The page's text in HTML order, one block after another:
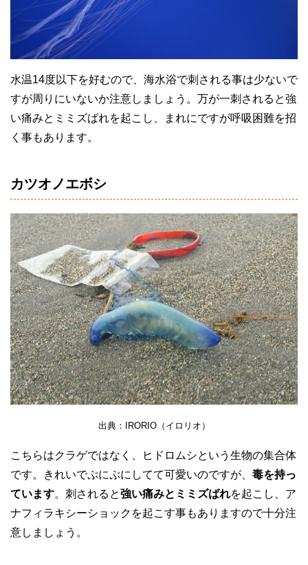
水温14度以下を好むので、海水浴で刺される事は少ないで
すが周りにいないか注意しましょう。万が一刺されると強
い痛みとミミズばれを起こし、まれにですが呼吸困難を招
く事もあります。
カツオノエボシ
出典：IRORIO（イロリオ）
こちらはクラゲではなく、ヒドロムシという生物の集合体
です。きれいでぷにぷにしてて可愛いのですが、 毒を持っ
ています。刺されると強い痛みとミミズばれを起こし、ア
ナフィラキシーショックを起こす事もありますので十分注
意しましょう。